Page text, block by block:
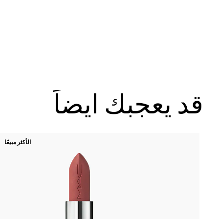
قد يعجبك ايضاً
الأكثر مبيعًا